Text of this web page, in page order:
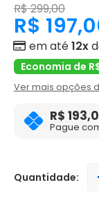
R$ 299,00
R$
em até12x
Economia de
Ver mais opções
R$
Pague
Quantidade: